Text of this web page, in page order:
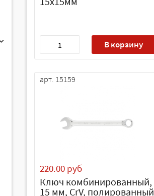
В корзину
арт. 15159
220.00 руб
Ключ комбинированный,
15 мм, CrV, полированный